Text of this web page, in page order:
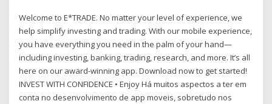
Welcome to E*TRADE. No matter your level of experience, we
help simplify investing and trading. With our mobile experience,
you have everything you need in the palm of your hand—
including investing, banking, trading, research, and more. It’s all
here on our award-winning app. Download now to get started!
INVEST WITH CONFIDENCE • Enjoy Há muitos aspectos a ter em
conta no desenvolvimento de app moveis, sobretudo nos